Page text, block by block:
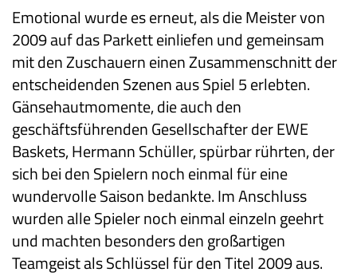
Emotional wurde es erneut, als die Meister von
2009 auf das Parkett einliefen und gemeinsam
mit den Zuschauern einen Zusammenschnitt der
entscheidenden Szenen aus Spiel 5 erlebten.
Gänsehautmomente, die auch den
geschäftsführenden Gesellschafter der EWE
Baskets, Hermann Schüller, spürbar rührten, der
sich bei den Spielern noch einmal für eine
wundervolle Saison bedankte. Im Anschluss
wurden alle Spieler noch einmal einzeln geehrt
und machten besonders den großartigen
Teamgeist als Schlüssel für den Titel 2009 aus.